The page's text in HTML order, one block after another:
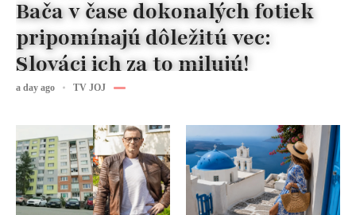
Bača v čase dokonalých fotiek
pripomínajú dôležitú vec:
Slováci ich za to milujú!
a day ago TV JOJ